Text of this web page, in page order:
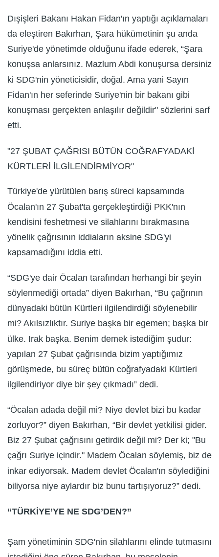
Dışişleri Bakanı Hakan Fidan'ın yaptığı açıklamaları
da eleştiren Bakırhan, Şara hükümetinin şu anda
Suriye'de yönetimde olduğunu ifade ederek, “Şara
konuşsa anlarsınız. Mazlum Abdi konuşursa dersiniz
ki SDG'nin yöneticisidir, doğal. Ama yani Sayın
Fidan'ın her seferinde Suriye'nin bir bakanı gibi
konuşması gerçekten anlaşılır değildir" sözlerini sarf
etti.
"27 ŞUBAT ÇAĞRISI BÜTÜN COĞRAFYADAKİ
KÜRTLERİ İLGİLENDİRMİYOR"
Türkiye'de yürütülen barış süreci kapsamında
Öcalan'ın 27 Şubat'ta gerçekleştirdiği PKK'nın
kendisini feshetmesi ve silahlarını bırakmasına
yönelik çağrısının iddiaların aksine SDG'yi
kapsamadığını iddia etti.
“SDG'ye dair Öcalan tarafından herhangi bir şeyin
söylenmediği ortada” diyen Bakırhan, “Bu çağrının
dünyadaki bütün Kürtleri ilgilendirdiği söylenebilir
mi? Akılsızlıktır. Suriye başka bir egemen; başka bir
ülke. Irak başka. Benim demek istediğim şudur:
yapılan 27 Şubat çağrısında bizim yaptığımız
görüşmede, bu süreç bütün coğrafyadaki Kürtleri
ilgilendiriyor diye bir şey çıkmadı” dedi.
“Öcalan adada değil mi? Niye devlet bizi bu kadar
zorluyor?” diyen Bakırhan, “Bir devlet yetkilisi gider.
Biz 27 Şubat çağrısını getirdik değil mi? Der ki; "Bu
çağrı Suriye içindir." Madem Öcalan söylemiş, biz de
inkar ediyorsak. Madem devlet Öcalan'ın söylediğini
biliyorsa niye aylardır biz bunu tartışıyoruz?” dedi.
“TÜRKİYE’YE NE SDG’DEN?”
Şam yönetiminin SDG'nin silahlarını elinde tutmasını